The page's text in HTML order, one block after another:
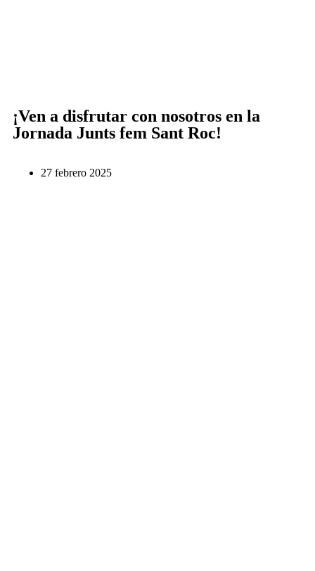
¡Ven a disfrutar con nosotros en la
Jornada Junts fem Sant Roc!
27 febrero 2025